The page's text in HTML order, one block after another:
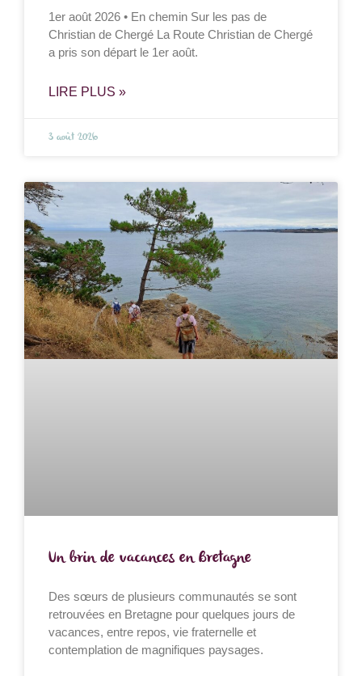
1er août 2026 • En chemin Sur les pas de
Christian de Chergé La Route Christian de Chergé
a pris son départ le 1er août.
LIRE PLUS »
3 août 2026
Un brin de vacances en Bretagne
Des sœurs de plusieurs communautés se sont
retrouvées en Bretagne pour quelques jours de
vacances, entre repos, vie fraternelle et
contemplation de magnifiques paysages.